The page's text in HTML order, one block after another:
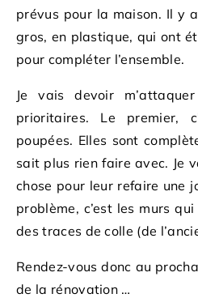
prévus pour la maison. Il y
gros, en plastique, qui ont
pour compléter l’ensemble.
Je vais devoir
prioritaires. Le premier,
poupées. Elles sont
sait plus rien faire avec. Je
chose pour leur refaire une
problème, c’est les murs
des traces de colle (de
Rendez-vous donc au
de la rénovation …